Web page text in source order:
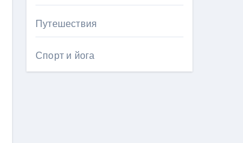
Путешествия
Спорт и йога